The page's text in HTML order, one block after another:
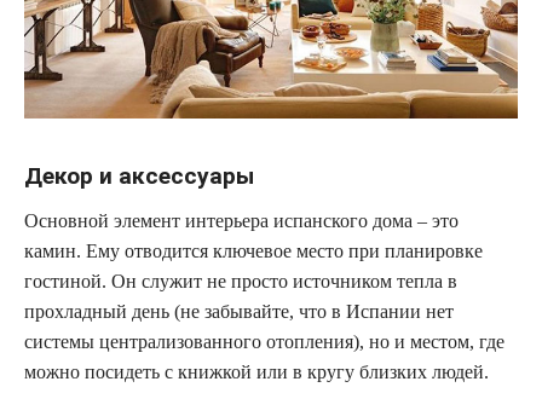
Декор и аксессуары
Основной элемент интерьера испанского дома – это
камин. Ему отводится ключевое место при планировке
гостиной. Он служит не просто источником тепла в
прохладный день (не забывайте, что в Испании нет
системы централизованного отопления), но и местом, где
можно посидеть с книжкой или в кругу близких людей.